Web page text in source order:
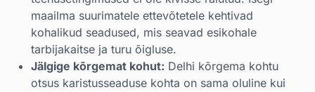
maailma suurimatele ettevõtetele kehtivad
kohalikud seadused, mis seavad esikohale
tarbijakaitse ja turu õigluse.
Jälgige kõrgemat kohut: Delhi kõrgema kohtu
otsus karistusseaduse kohta on sama oluline kui